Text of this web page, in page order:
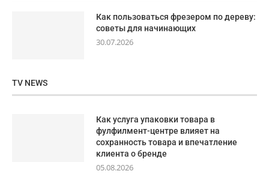
Как пользоваться фрезером по дереву:
советы для начинающих
30.07.2026
TV NEWS
Как услуга упаковки товара в
фулфилмент-центре влияет на
сохранность товара и впечатление
клиента о бренде
05.08.2026